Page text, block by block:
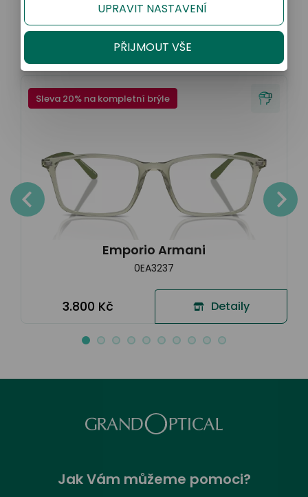
Podobné produkty
Sleva 20% na kompletní brýle
Emporio Armani
0EA3237
3.800 Kč Detaily
Jak Vám můžeme pomoci?
UPRAVIT NASTAVENÍ
PŘIJMOUT VŠE